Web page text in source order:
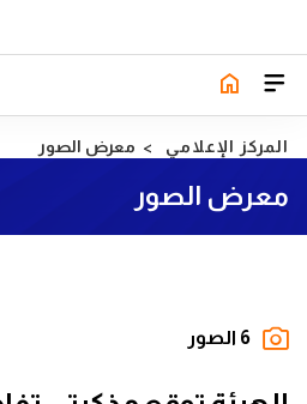
المركز الإعلامي معرض الصور
معرض الصور
6 الصور